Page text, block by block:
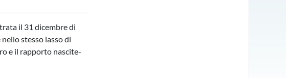
il 31 dicembre di
stesso lasso di
e il rapporto nascite-